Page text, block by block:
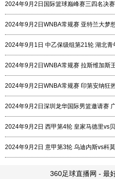
2024年9月2日国际篮球巅峰赛三四名决
2024年9月2日WNBA常规赛 亚特兰大梦
2024年9月1日 中乙保级组第21轮 湖北
2024年9月2日WNBA常规赛 拉斯维加斯
2024年9月2日WNBA常规赛 印第安纳狂
2024年9月2日深圳龙华国际男篮邀请赛
2024年9月2日 西甲第4轮 皇家马德里vs
2024年9月2日 意甲第3轮 乌迪内斯vs科
360足球直播网 - 最